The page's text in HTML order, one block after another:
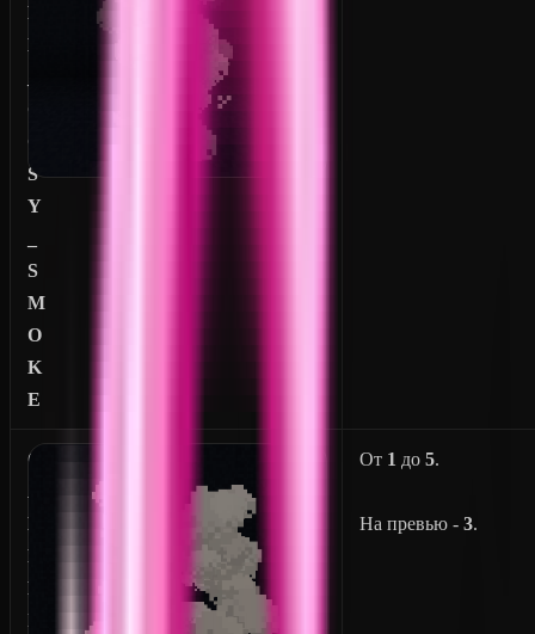
R
E
C
O
S
Y
S
M
O
K
E
C
M
P
F
I
От 1 до5.
На превью -3.